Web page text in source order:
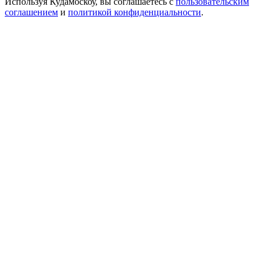
соглашением и политикой конфиденциальности.